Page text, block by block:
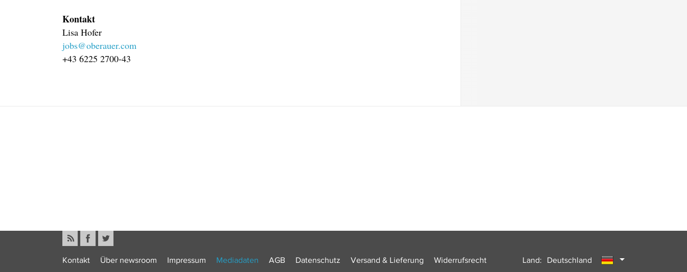
Kontakt
Lisa Hofer
jobs@oberauer.com
+43 6225 2700-43
Kontakt Über newsroom Impressum Mediadaten AGB Datenschutz Versand & Lieferung Widerrufsrecht Land:
Deutschland